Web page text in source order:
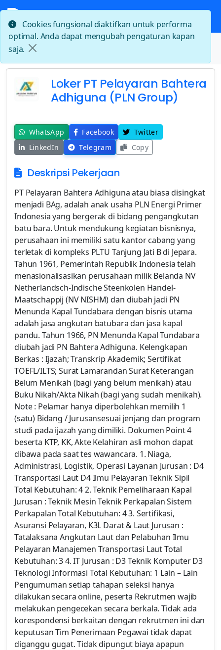
Beranda
Loker PT Pelayaran Bahtera Adhiguna (PLN Group)
Loker PT Pelayaran Bahtera
Adhiguna (PLN Group)
WhatsApp Facebook
Twitter
LinkedIn
Telegram Copy
Deskripsi Pekerjaan
PT Pelayaran Bahtera Adhiguna atau biasa disingkat
menjadi BAg, adalah anak usaha PLN Energi Primer
Indonesia yang bergerak di bidang pengangkutan
batu bara. Untuk mendukung kegiatan bisnisnya,
perusahaan ini memiliki satu kantor cabang yang
terletak di kompleks PLTU Tanjung Jati B di Jepara.
Tahun 1961, Pemerintah Republik Indonesia telah
menasionalisasikan perusahaan milik Belanda NV
Netherlandsch-Indische Steenkolen Handel-
Maatschappij (NV NISHM) dan diubah jadi PN
Menunda Kapal Tundabara dengan bisnis utama
adalah jasa angkutan batubara dan jasa kapal
pandu. Tahun 1966, PN Menunda Kapal Tundabara
diubah jadi PN Bahtera Adhiguna. Kelengkapan
Berkas : Ijazah; Transkrip Akademik; Sertifikat
TOEFL/ILTS; Surat Lamarandan Surat Keterangan
Belum Menikah (bagi yang belum menikah) atau
Buku Nikah/Akta Nikah (bagi yang sudah menikah).
Note : Pelamar hanya diperbolehkan memilih 1
(satu) Bidang / Jurusansesuai jenjang dan program
studi pada ijazah yang dimiliki. Dokumen Point 4
beserta KTP, KK, Akte Kelahiran asli mohon dapat
dibawa pada saat tes wawancara. 1. Niaga,
Administrasi, Logistik, Operasi Layanan Jurusan : D4
Transportasi Laut D4 Ilmu Pelayaran Teknik Sipil
Total Kebutuhan: 4 2. Teknik Pemeliharaan Kapal
Jurusan : Teknik Mesin Teknik Perkapalan Sistem
Perkapalan Total Kebutuhan: 4 3. Sertifikasi,
Asuransi Pelayaran, K3L Darat & Laut Jurusan :
Tatalaksana Angkutan Laut dan Pelabuhan Ilmu
Pelayaran Manajemen Transportasi Laut Total
Kebutuhan: 3 4. IT Jurusan : D3 Teknik Komputer D3
Teknologi Informasi Total Kebutuhan: 1 Lain – Lain
Pengumuman setiap tahapan seleksi hanya
dilakukan secara online, peserta Rekrutmen wajib
melakukan pengecekan secara berkala. Tidak ada
korespondensi berkaitan dengan rekrutmen ini dan
keputusan Tim Penerimaan Pegawai tidak dapat
diganggu gugat. Tidak dipungut biaya apapun
Cookies fungsional diaktifkan untuk performa
optimal. Anda dapat mengubah pengaturan kapan
saja.